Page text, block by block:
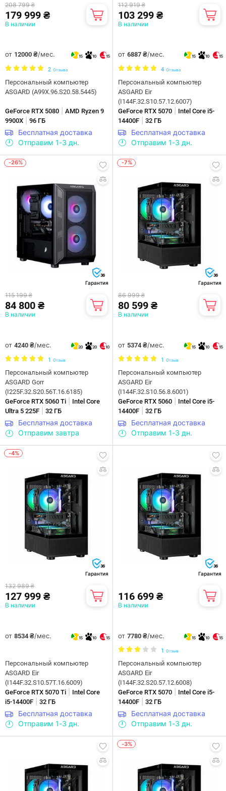
208 799 ₴
179 999 ₴
В наличии
от 12000 ₴/мес. 15 10 15
2 Отзыва
Персональный компьютер
ASGARD (A99X.96.S20.58.5445)
GeForce RTX 5080
AMD Ryzen 9
9900X
96 ГБ
Бесплатная доставка
Отправим 1-3 дн.
112 919 ₴
103 299 ₴
В наличии
от 6887 ₴/мес. 15 10 15
4 Отзыва
Персональный компьютер
ASGARD Eir
(I144F.32.S10.57.12.6007)
GeForce RTX 5070
Intel Core i5-
14400F
32 ГБ
Бесплатная доставка
Отправим 1-3 дн.
-26%
36
Гарантия
115 199 ₴
84 800 ₴
В наличии
от 4240 ₴/мес. 20 20 10
1 Отзыв
Персональный компьютер
ASGARD Gorr
(I225F.32.S20.56T.16.6185)
GeForce RTX 5060 Ti
Intel Core
Ultra 5 225F
32 ГБ
Бесплатная доставка
Отправим завтра
-7%
36
Гарантия
86 999 ₴
80 599 ₴
В наличии
от 5374 ₴/мес. 15 10 15
1 Отзыв
Персональный компьютер
ASGARD Eir
(I144F.32.S10.56.8.6001)
GeForce RTX 5060
Intel Core i5-
14400F
32 ГБ
Бесплатная доставка
Отправим 1-3 дн.
-4%
36
Гарантия
132 989 ₴
127 999 ₴
В наличии
от 8534 ₴/мес. 15 10 15
Персональный компьютер
ASGARD Eir
(I144F.32.S10.57T.16.6009)
GeForce RTX 5070 Ti
Intel Core
i5-14400F
32 ГБ
Бесплатная доставка
Отправим 1-3 дн.
36
Гарантия
116 699 ₴
В наличии
от 7780 ₴/мес. 15 10 15
1 Отзыв
Персональный компьютер
ASGARD Eir
(I144F.32.S20.57.12.6008)
GeForce RTX 5070
Intel Core i5-
14400F
32 ГБ
Бесплатная доставка
Отправим 1-3 дн.
-3%